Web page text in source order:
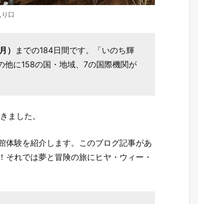
口
）
までの184日間です。「いのち輝
他に158の国・地域、7の国際機関が
ました。
体験を紹介します。このブログ記事があ
れでは夢と冒険の旅にヒヤ・ウィー・